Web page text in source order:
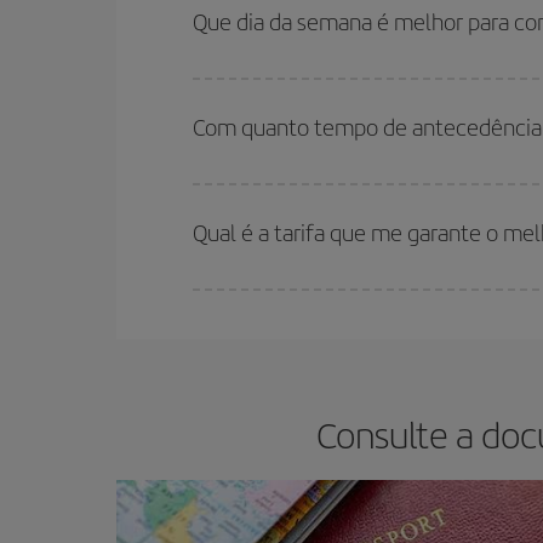
são considerados alta temporada. Além disso,
encontrará.
Que dia da semana é melhor para
reservar as suas passagens aéreas, mais
o preço mais barato.
Com quanto tempo de
(econômica) estão disponíveis ou estão se
Qual é a tarifa que me garante o
Consulte a